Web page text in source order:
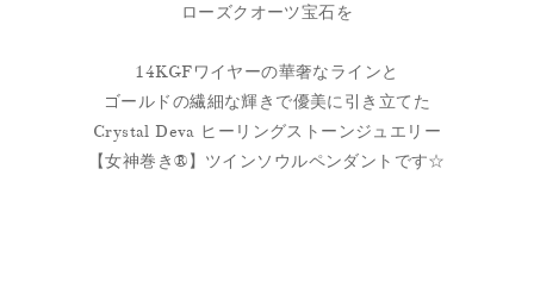
ローズクオーツ宝石を
14KGFワイヤーの華奢なラインと
ゴールドの繊細な輝きで優美に引き立てた
Crystal Deva ヒーリングストーンジュエリー
【女神巻き®】ツインソウルペンダントです☆